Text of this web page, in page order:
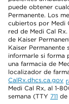
puede obtener
Permanente. Los
cubiertos por Medi
red de Medi Cal
de Kaiser
Kaiser Permanente
informarle si forma
una farmacia de
localizador de
CalRx.dhcs.ca.gov
Medi Cal Rx, al 1-
semana (TTY 711 de